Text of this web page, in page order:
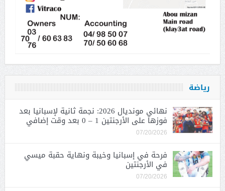
رياضة
نهائي مونديال 2026: نجمة ثانية لإسبانيا بعد
فوزها على الأرجنتين 1 – 0 بعد وقت إضافي
07/20/2026
فرحة في إسبانيا وخيبة ونهاية حقبة ميسي
في الأرجنتين
07/20/2026